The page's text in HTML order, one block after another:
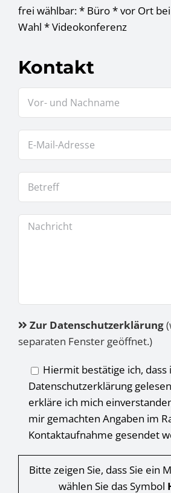
frei wählbar: * Büro * vor Ort
Wahl * Videokonferenz
Kontakt
Zur Datenschutzerklärung
separaten Fenster geöffnet.)
Hiermit bestätige ich, dass
Datenschutzerklärung
erkläre ich mich
mir gemachten Angaben im
Kontaktaufnahme gesendet
Bitte zeigen Sie, dass Sie ein
wählen Sie das Symbol